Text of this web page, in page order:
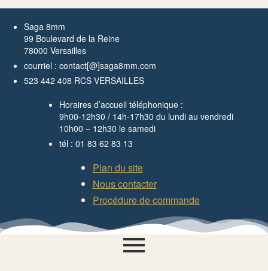
Saga 8mm
99 Boulevard de la Reine
78000 Versailles
courriel : contact[@]saga8mm.com
523 442 408 RCS VERSAILLES
Horaires d’accueil téléphonique :
9h00-12h30 / 14h-17h30 du lundi au vendredi
10h00 – 12h30 le samedi
tél : 01 83 62 83 13
Plan du site
Nous contacter
Procédure de commande